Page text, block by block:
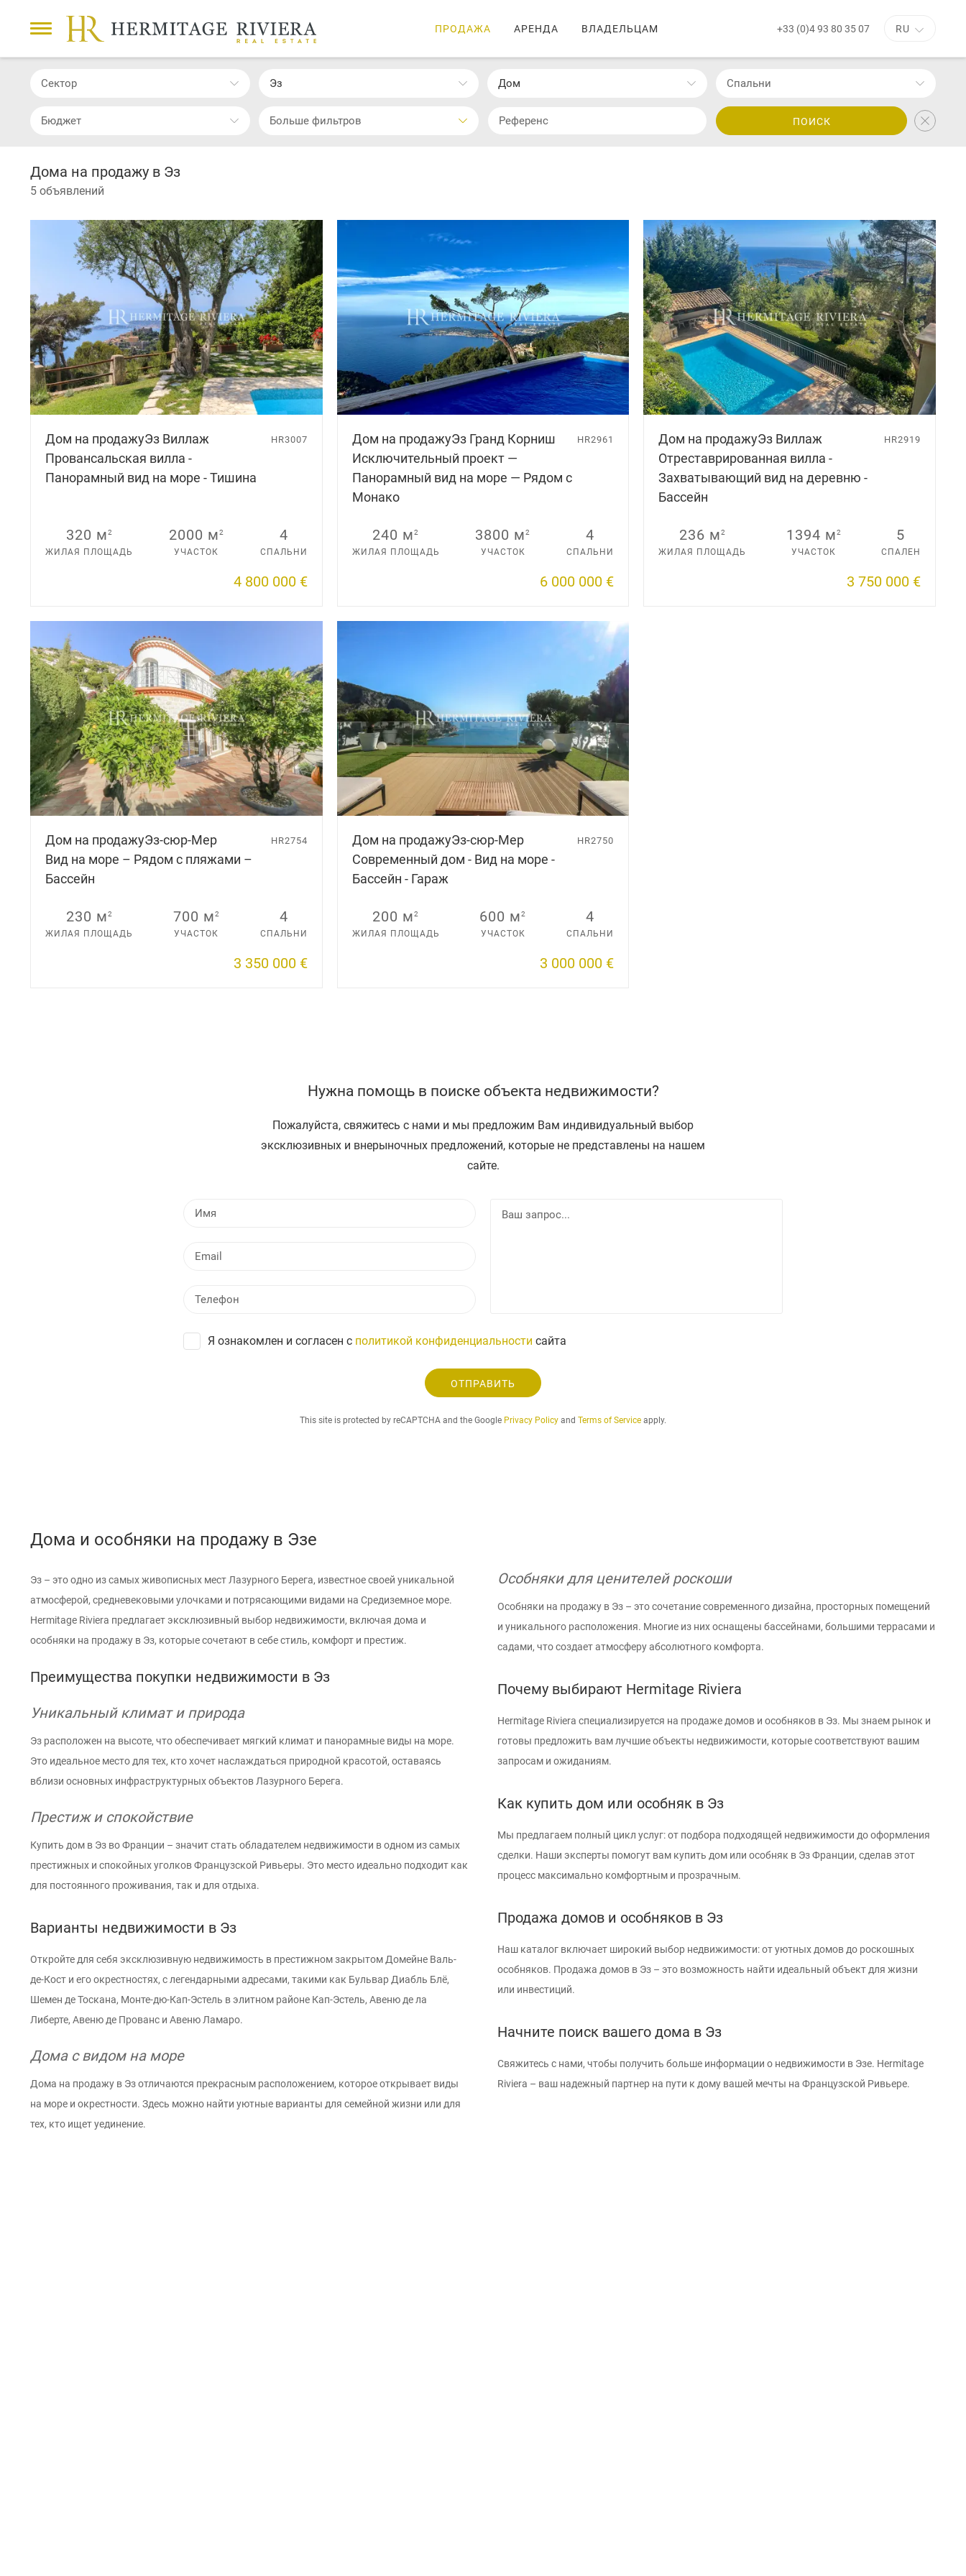
ПРОДАЖА АРЕНДА ВЛАДЕЛЬЦАМ +33 (0)4 93 80 35 07 RU
Сектор Эз Дом Cпальни
Бюджет Больше фильтров ПОИСК
Дома на продажу в Эз
5 объявлений
Дом на продажуЭз Виллаж
Провансальская вилла -
Панорамный вид на море - Тишина
HR3007
320 м2
ЖИЛАЯ ПЛОЩАДЬ
2000 м2
УЧАСТОК
4
СПАЛЬНИ
4 800 000 €
Дом на продажуЭз Гранд Корниш
Исключительный проект —
Панорамный вид на море — Рядом с
Монако
HR2961
240 м2
ЖИЛАЯ ПЛОЩАДЬ
3800 м2
УЧАСТОК
4
СПАЛЬНИ
6 000 000 €
Дом на продажуЭз Виллаж
Отреставрированная вилла -
Захватывающий вид на деревню -
Бассейн
HR2919
236 м2
ЖИЛАЯ ПЛОЩАДЬ
1394 м2
УЧАСТОК
5
СПАЛЕН
3 750 000 €
Дом на продажуЭз-сюр-Мер
Вид на море – Рядом с пляжами –
Бассейн
HR2754
230 м2
ЖИЛАЯ ПЛОЩАДЬ
700 м2
УЧАСТОК
4
СПАЛЬНИ
3 350 000 €
Дом на продажуЭз-сюр-Мер
Современный дом - Вид на море -
Бассейн - Гараж
HR2750
200 м2
ЖИЛАЯ ПЛОЩАДЬ
600 м2
УЧАСТОК
4
СПАЛЬНИ
3 000 000 €
Нужна помощь в поиске объекта недвижимости?
Пожалуйста, свяжитесь с нами и мы предложим Вам индивидуальный выбор
эксклюзивных и внерыночных предложений, которые не представлены на нашем
сайте.
е
Я ознакомлен и согласен с политикой конфиденциальности сайта
ОТПРАВИТЬ
This site is protected by reCAPTCHA and the Google Privacy Policyand Terms of Serviceapply.
Дома и особняки на продажу в Эзе
Эз – это одно из самых живописных мест Лазурного Берега, известное своей уникальной
атмосферой, средневековыми улочками и потрясающими видами на Средиземное море.
Hermitage Riviera предлагает эксклюзивный выбор недвижимости, включая дома и
особняки на продажу в Эз, которые сочетают в себе стиль, комфорт и престиж.
Преимущества покупки недвижимости в Эз
Уникальный климат и природа
Эз расположен на высоте, что обеспечивает мягкий климат и панорамные виды на море.
Это идеальное место для тех, кто хочет наслаждаться природной красотой, оставаясь
вблизи основных инфраструктурных объектов Лазурного Берега.
Престиж и спокойствие
Купить дом в Эз во Франции – значит стать обладателем недвижимости в одном из самых
престижных и спокойных уголков Французской Ривьеры. Это место идеально подходит как
для постоянного проживания, так и для отдыха.
Варианты недвижимости в Эз
Откройте для себя эксклюзивную недвижимость в престижном закрытом Домейне Валь-
де-Кост и его окрестностях, с легендарными адресами, такими как Бульвар Диабль Блё,
Шемен де Тоскана, Монте-дю-Кап-Эстель в элитном районе Кап-Эстель, Авеню де ла
Либерте, Авеню де Прованс и Авеню Ламаро.
Дома с видом на море
Дома на продажу в Эз отличаются прекрасным расположением, которое открывает виды
на море и окрестности. Здесь можно найти уютные варианты для семейной жизни или для
тех, кто ищет уединение.
Особняки для ценителей роскоши
Особняки на продажу в Эз – это сочетание современного дизайна, просторных помещений
и уникального расположения. Многие из них оснащены бассейнами, большими террасами и
садами, что создает атмосферу абсолютного комфорта.
Почему выбирают Hermitage Riviera
Hermitage Riviera специализируется на продаже домов и особняков в Эз. Мы знаем рынок и
готовы предложить вам лучшие объекты недвижимости, которые соответствуют вашим
запросам и ожиданиям.
Как купить дом или особняк в Эз
Мы предлагаем полный цикл услуг: от подбора подходящей недвижимости до оформления
сделки. Наши эксперты помогут вам купить дом или особняк в Эз Франции, сделав этот
процесс максимально комфортным и прозрачным.
Продажа домов и особняков в Эз
Наш каталог включает широкий выбор недвижимости: от уютных домов до роскошных
особняков. Продажа домов в Эз – это возможность найти идеальный объект для жизни
или инвестиций.
Начните поиск вашего дома в Эз
Свяжитесь с нами, чтобы получить больше информации о недвижимости в Эзе. Hermitage
Riviera – ваш надежный партнер на пути к дому вашей мечты на Французской Ривьере.